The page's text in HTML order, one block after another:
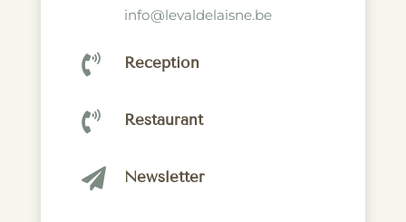
info@levaldelaisne.be
 Réception
 Restaurant
 Newsletter